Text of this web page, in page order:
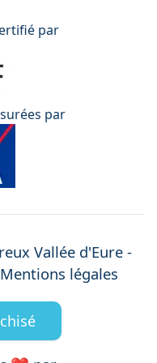
par
par
Vallée d'Eure-
Mentions légales